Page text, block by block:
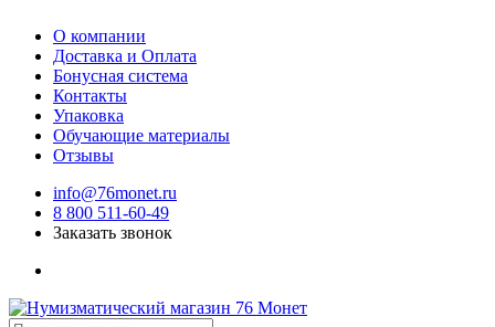
О компании
Доставка и Оплата
Бонусная система
Контакты
Упаковка
Обучающие материалы
Отзывы
info@76monet.ru
8 800 511-60-49
Заказать звонок